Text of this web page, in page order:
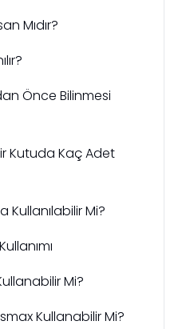
Mıdır?
Önce Bilinmesi
Kutuda Kaç Adet
Kullanılabilir Mi?
Mi?
Kullanabilir Mi?